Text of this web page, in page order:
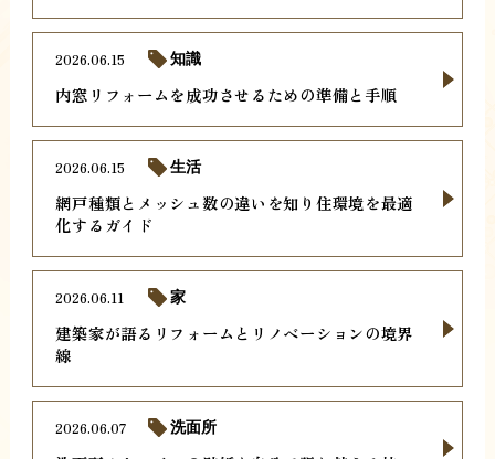
内窓リフォームを成功させるための準備と手順
2026.06.15 知識
網戸種類とメッシュ数の違いを知り住環境を最適
化するガイド
2026.06.15 生活
建築家が語るリフォームとリノベーションの境界
線
2026.06.11 家
2026.06.07 洗面所